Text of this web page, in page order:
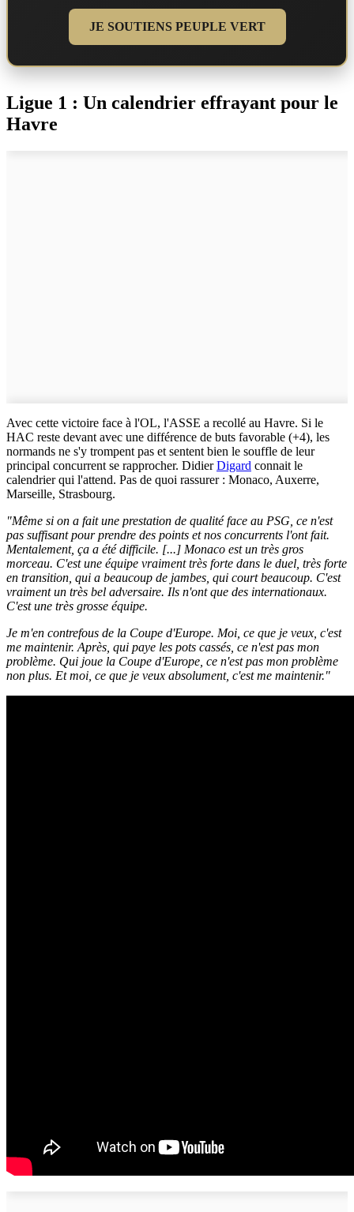
JE SOUTIENS PEUPLE VERT
Ligue 1 : Un calendrier effrayant pour le
Havre
Avec cette victoire face à l'OL, l'ASSE a recollé au Havre. Si le
HAC reste devant avec une différence de buts favorable (+4), les
normands ne s'y trompent pas et sentent bien le souffle de leur
principal concurrent se rapprocher. DidierDigard connait le
calendrier qui l'attend. Pas de quoi rassurer : Monaco, Auxerre,
Marseille, Strasbourg.
"Même si on a fait une prestation de qualité face au PSG, ce n'est
pas suffisant pour prendre des points et nos concurrents l'ont fait.
Mentalement, ça a été difficile. [...] Monaco est un très gros
morceau. C'est une équipe vraiment très forte dans le duel, très forte
en transition, qui a beaucoup de jambes, qui court beaucoup. C'est
vraiment un très bel adversaire. Ils n'ont que des internationaux.
C'est une très grosse équipe.
Je m'en contrefous de la Coupe d'Europe. Moi, ce que je veux, c'est
me maintenir. Après, qui paye les pots cassés, ce n'est pas mon
problème. Qui joue la Coupe d'Europe, ce n'est pas mon problème
non plus. Et moi, ce que je veux absolument, c'est me maintenir."